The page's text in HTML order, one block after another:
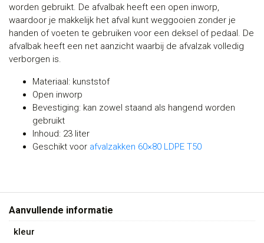
worden gebruikt. De afvalbak heeft een open inworp,
waardoor je makkelijk het afval kunt weggooien zonder je
handen of voeten te gebruiken voor een deksel of pedaal. De
afvalbak heeft een net aanzicht waarbij de afvalzak volledig
verborgen is.
Materiaal: kunststof
Open inworp
Bevestiging: kan zowel staand als hangend worden
gebruikt
Inhoud: 23 liter
Geschikt voor afvalzakken 60×80 LDPE T50
Aanvullende informatie
kleur